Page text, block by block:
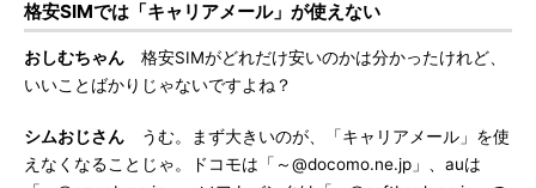
格安SIMでは「キャリアメール」が使えない
おしむちゃん 格安SIMがどれだけ安いのかは分かったけれど、
いいことばかりじゃないですよね？
シムおじさん うむ。まず大きいのが、「キャリアメール」を使
えなくなることじゃ。ドコモは「～@docomo.ne.jp」、auは